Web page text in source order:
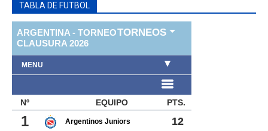
TABLA DE FUTBOL